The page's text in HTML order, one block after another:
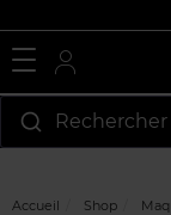
Accueil Shop